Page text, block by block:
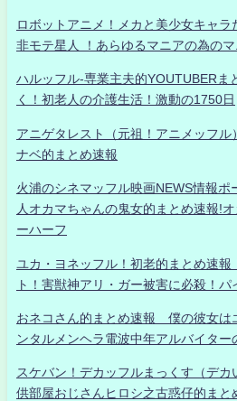
ロボットアニメ！メカと美少女キャラ
非モテ星人 ！あらゆるマニアの為の
ハルッフル-専業主夫的YOUTUBERま
く！初老人の介護生活！激動の1750日
アニゲタレスト（元祖！アニメッフ
ナベ的まとめ速報
火浦のシネマッフル映画NEWS情報ポ
人オカマちゃんの鬼女的まとめ速報!
ーハーフ
ユカ・ヨネッフル！初老的まとめ速報
ト！害獣神アリ・ガー被害に必殺！パ
おネコさん的まとめ速報 僕の彼女は
ンタルメンヘラ電波中年アルバイタ
スケバン！デカッフルまっくす（デ
供部屋おじさんヒロシ之古惑仔的まと